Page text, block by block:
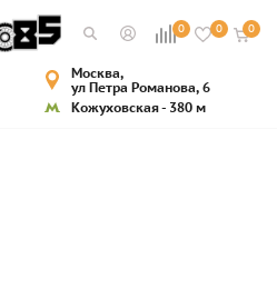
0 0 0
Москва,
ул Петра Романова, 6
Кожуховская - 380 м